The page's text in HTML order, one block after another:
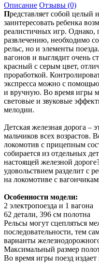
Описание Отзывы (0)
Представляет собой
заинтересовать ребенка
реалистичных игр. Однако,
развлечению, необходимо
рельс, но и элементы
вагонов и выглядит очень
красный с серым цвет,
проработкой.
экспресса можно с
и вручную. Во время игры
световые и звуковые
мелодии.
Детская железная дорога –
мальчиков всех возрастов.
локомотив с прицепным
собирается из отдельных
настоящей железной
удовольствием разделит с
на локомотиве с
Особенности модели:
2 электропоезда и 1 вагона
62 детали, 396 см полотна
Рельсы могут сцепляться
последовательности, тем
варианты
Максимальный размер
Во время игры поезд